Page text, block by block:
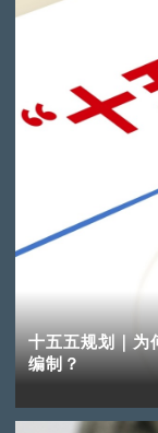
十五五规划｜为
编制？